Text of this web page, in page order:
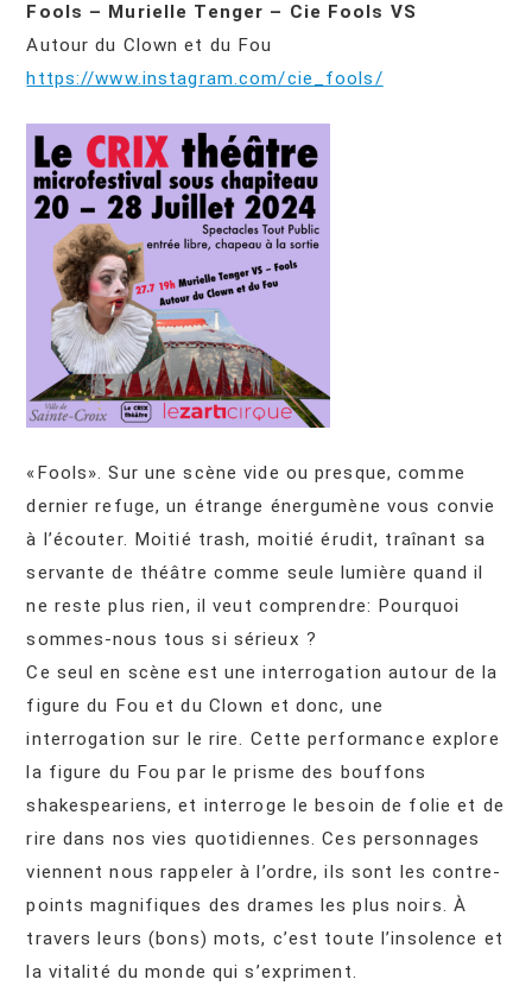
Fools – Murielle Tenger – Cie Fools VS
Autour du Clown et du Fou
https://www.instagram.com/cie_fools/
«Fools». Sur une scène vide ou presque, comme
dernier refuge, un étrange énergumène vous convie
à l’écouter. Moitié trash, moitié érudit, traînant sa
servante de théâtre comme seule lumière quand il
ne reste plus rien, il veut comprendre: Pourquoi
sommes-nous tous si sérieux ?
Ce seul en scène est une interrogation autour de la
figure du Fou et du Clown et donc, une
interrogation sur le rire. Cette performance explore
la figure du Fou par le prisme des bouffons
shakespeariens, et interroge le besoin de folie et de
rire dans nos vies quotidiennes. Ces personnages
viennent nous rappeler à l’ordre, ils sont les contre-
points magnifiques des drames les plus noirs. À
travers leurs (bons) mots, c’est toute l’insolence et
la vitalité du monde qui s’expriment.